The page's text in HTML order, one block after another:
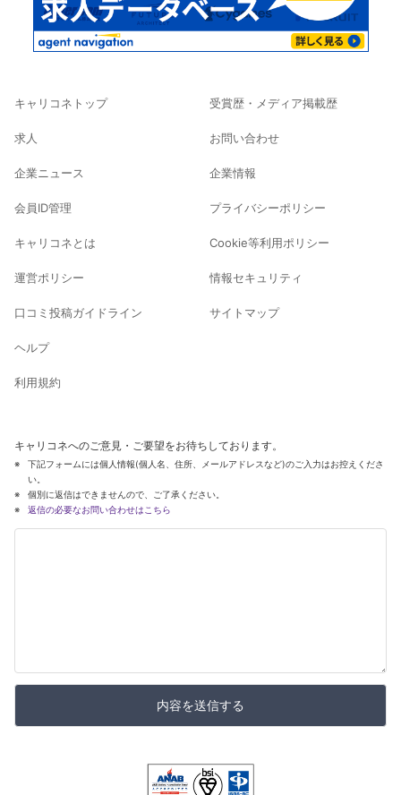
キャリコネトップ
求人
企業ニュース
会員ID管理
キャリコネとは
運営ポリシー
口コミ投稿ガイドライン
ヘルプ
利用規約
受賞歴・メディア掲載歴
お問い合わせ
企業情報
プライバシーポリシー
Cookie等利用ポリシー
情報セキュリティ
サイトマップ
キャリコネへのご意見・ご要望をお待ちしております。
下記フォームには個人情報(個人名、住所、メールアドレスなど)のご入力はお控えくださ
い。
個別に返信はできませんので、ご了承ください。
返信の必要なお問い合わせはこちら
内容を送信する